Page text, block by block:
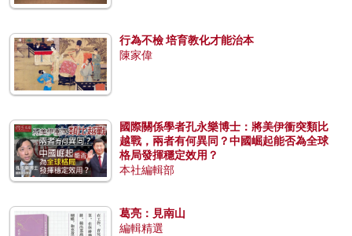
行為不檢 培育教化才能治本
陳家偉
國際關係學者孔永樂博士：將美伊衝突類比
越戰，兩者有何異同？中國崛起能否為全球
格局發揮穩定效用？
本社編輯部
葛亮：見南山
編輯精選